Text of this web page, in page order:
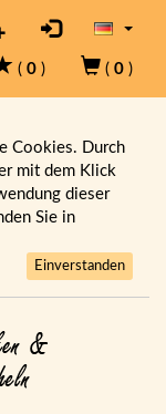
( 0 ) ( 0 )
Cookies. Durch
mit dem Klick
dieser
Sie in
Einverstanden